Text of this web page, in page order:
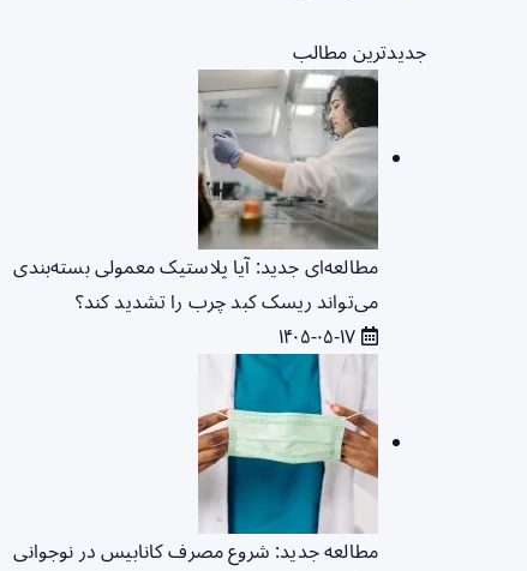
جدیدترین مطالب
مطالعه‌ای جدید: آیا پلاستیک معمولی بسته‌بندی
می‌تواند ریسک کبد چرب را تشدید کند؟
مطالعه جدید: شروع مصرف کانابیس در نوجوانی